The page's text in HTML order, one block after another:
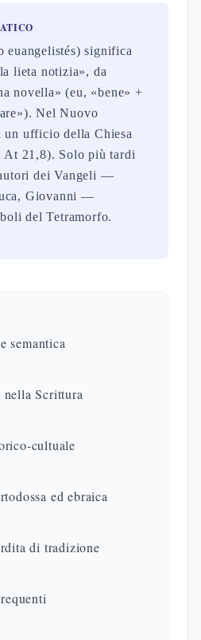
euangelistés) significa
lieta notizia», da
novella» (eu, «bene» +
Nel Nuovo
un ufficio della Chiesa
At 21,8). Solo più tardi
dei Vangeli —
Giovanni —
del Tetramorfo.
semantica
nella Scrittura
cultuale
ed ebraica
di tradizione